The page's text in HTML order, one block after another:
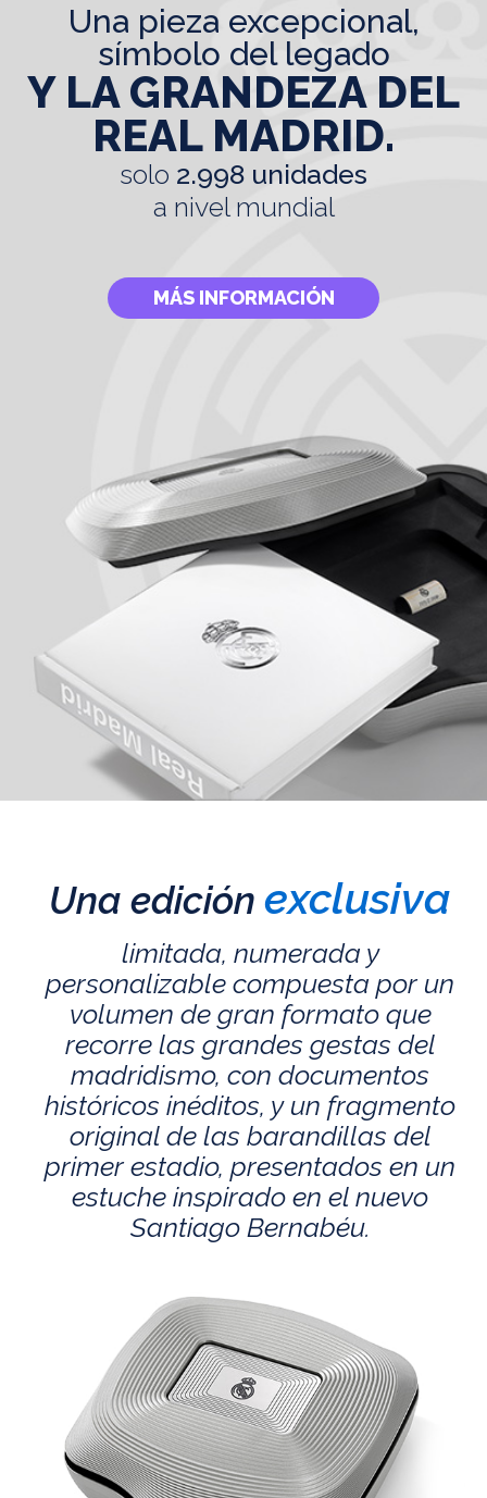
una pieza excepcional,
símbolo del legado
Y LA GRANDEZA DEL
REAL MADRID.
solo 2.998 unidades
a nivel mundial
MÁS INFORMACIÓN
Una edición exclusiva
limitada, numerada y
personalizable compuesta por un
volumen de gran formato que
recorre las grandes gestas del
madridismo, con documentos
históricos inéditos, y un fragmento
original de las barandillas del
primer estadio, presentados en un
estuche inspirado en el nuevo
Santiago Bernabéu.